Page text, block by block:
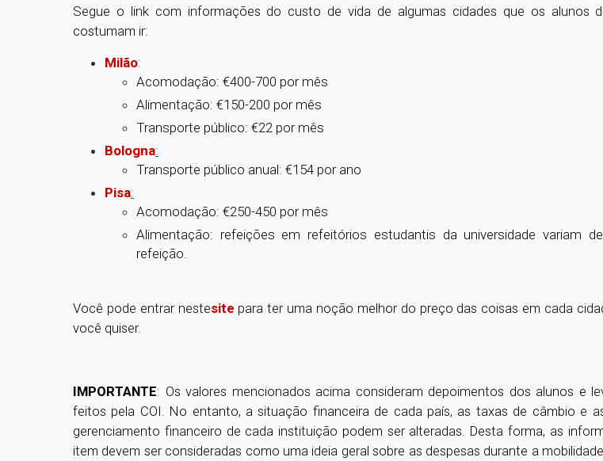
Segue o link com informações do custo de vida de algumas cidades que os alunos
costumam ir:
Milão:
Acomodação: €400-700 por mês
Alimentação: €150-200 por mês
Transporte público: €22 por mês
Bologna:
Transporte público anual: €154 por ano
Pisa:
Acomodação: €250-450 por mês
Alimentação: refeições em refeitórios estudantis da universidade variam
refeição.
Você pode entrar nestesite para ter uma noção melhor do preço das coisas em cada
você quiser.
IMPORTANTE: Os valores mencionados acima consideram depoimentos dos alunos e
feitos pela COI. No entanto, a situação financeira de cada país, as taxas de câmbio e
gerenciamento financeiro de cada instituição podem ser alteradas. Desta forma, as
item devem ser consideradas como uma ideia geral sobre as despesas durante a